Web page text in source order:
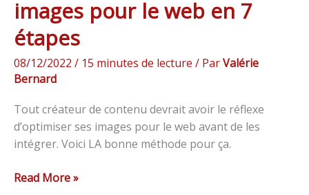
images pour le web en 7
étapes
08/12/2022 / 15 minutes de lecture / ParValérie
Bernard
Tout créateur de contenu devrait avoir le réflexe
d’optimiser ses images pour le web avant de les
intégrer. Voici LA bonne méthode pour ça.
Read More »